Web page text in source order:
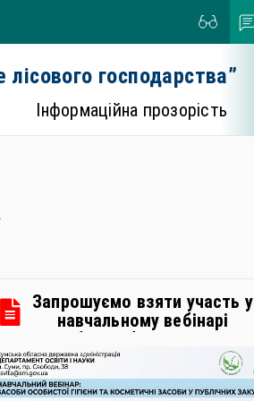
господарства”
Інформаційна прозорість
Запрошуємо взяти участь у
навчальному вебінарі
«Засоби особистої гігієни та
косметичні засоби у
публічних закупівлях: як
сформувати вимоги та